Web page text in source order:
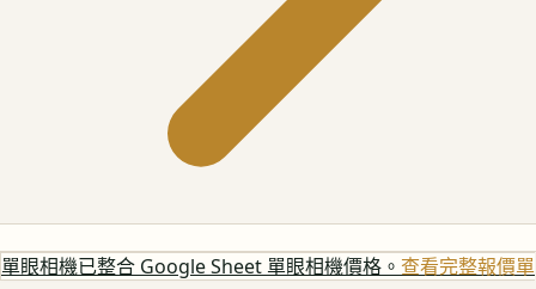
單眼相機已整合 Google Sheet 單眼相機價格。 查看完整報價單